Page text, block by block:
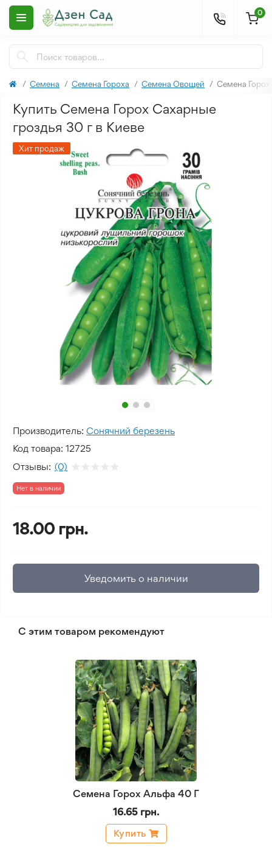
0
Семена Семена Гороха Семена Овощей Семена Горох
Купить Семена Горох Сахарные
гроздья 30 г в Киеве
Хит продаж
Производитель: Сонячний березень
Код товара: 12725
Отзывы: (0)
Нет в наличии
18.00 грн.
Уведомить о наличии
С этим товаром рекомендуют
Семена Горох Альфа 40 Г
16.65 грн.
Купить